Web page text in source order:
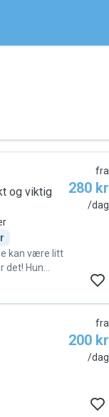
og viktig
kan være litt
det! Hun
hun møter
fra
280 kr
/dag
fra
200 kr
/dag